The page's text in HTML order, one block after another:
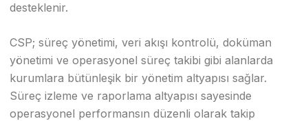
desteklenir.
CSP; süreç yönetimi, veri akışı kontrolü, doküman
yönetimi ve operasyonel süreç takibi gibi alanlarda
kurumlara bütünleşik bir yönetim altyapısı sağlar.
Süreç izleme ve raporlama altyapısı sayesinde
operasyonel performansın düzenli olarak takip